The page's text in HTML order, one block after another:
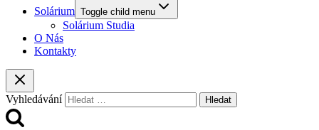
Solárium Toggle child menu
Solárium Studia
O Nás
Kontakty
Vyhledávání